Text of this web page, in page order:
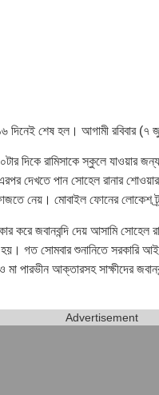
দিনেই শেষ হল। আগামী রবিবার (৭
দিকে রামিসাকে স্কুলে যাওয়ার
দেখতে পান সোহেল রানার
নেয়। মোবাইল ফোনের লোকেশ
করে জবানবন্দি দেয় আসামি
গত সোমবার শুনানিতে সরকারি
ও মা পারভীন আক্তারসহ
Advertisement